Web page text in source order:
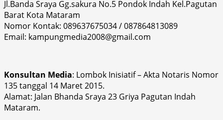
Jl.Banda Sraya Gg.sakura No.5 Pondok Indah Kel.Pagutan
Barat Kota Mataram
Nomor Kontak: 089637675034 / 087864813089
Email: kampungmedia2008@gmail.com
Konsultan Media: Lombok Inisiatif – Akta Notaris Nomor
135 tanggal 14 Maret 2015.
Alamat: Jalan Bhanda Sraya 23 Griya Pagutan Indah
Mataram.